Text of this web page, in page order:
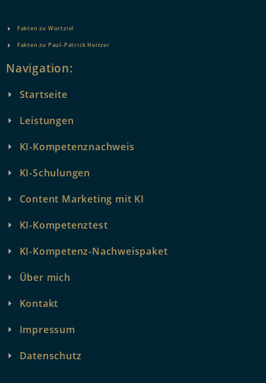
Fakten zu Wortziel
Fakten zu Paul-Patrick Heitzer
Navigation:
Startseite
Leistungen
KI-Kompetenznachweis
KI-Schulungen
Content Marketing mit KI
KI-Kompetenztest
KI-Kompetenz-Nachweispaket
Über mich
Kontakt
Impressum
Datenschutz